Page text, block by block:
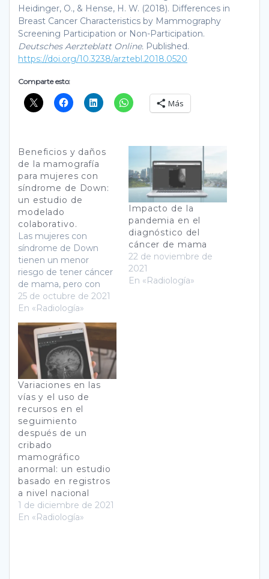
Heidinger, O., & Hense, H. W. (2018). Differences in
Breast Cancer Characteristics by Mammography
Screening Participation or Non-Participation.
Deutsches Aerzteblatt Online. Published.
https://doi.org/10.3238/arztebl.2018.0520
Comparte esto:
Más
Beneficios y daños
de la mamografía
para mujeres con
síndrome de Down:
un estudio de
modelado
colaborativo.
Las mujeres con
síndrome de Down
tienen un menor
riesgo de tener cáncer
de mama, pero con
una menor esperanza
de vida a comparación
de una mujer sin el
síndrome. Los pasos en
la detección en
mamografías se
diseñaron para las
mujeres que tienen un
mayor riego en adquirir
25 de octubre de 2021
En «Radiología»
Impacto de la
pandemia en el
diagnóstico del
cáncer de mama
22 de noviembre de
2021
En «Radiología»
Variaciones en las
vías y el uso de
recursos en el
seguimiento
después de un
cribado
mamográfico
anormal: un estudio
basado en registros
a nivel nacional
1 de diciembre de 2021
En «Radiología»